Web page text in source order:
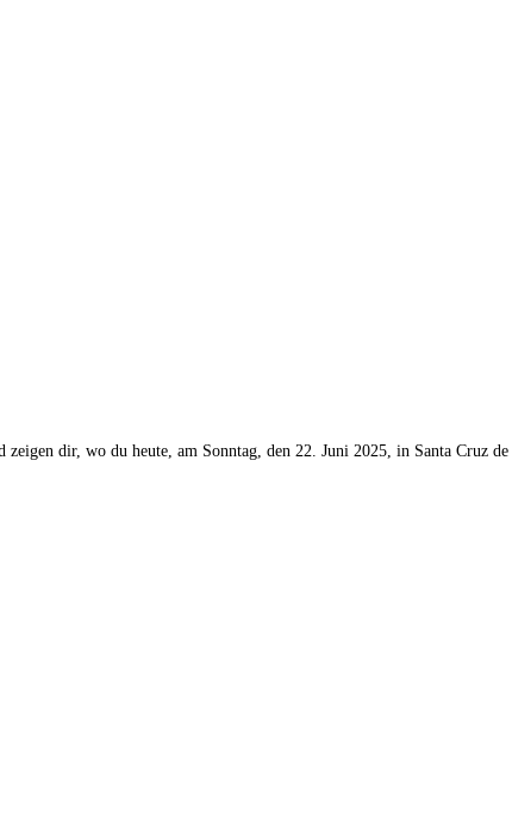
dir, wo du heute, am Sonntag, den 22. Juni 2025, in Santa Cruz de